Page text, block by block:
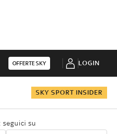
OFFERTE SKY LOGIN
SKY SPORT INSIDER
su